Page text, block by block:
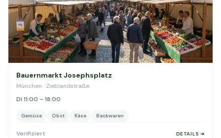
Bauernmarkt Josephsplatz
München · Zieblandstraße
Di 11:00 – 18:00
Gemüse Obst Käse Backwaren
Verifiziert DETAILS ➔